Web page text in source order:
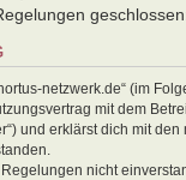
netzwerk.de“ (im
mit dem
und erklärst dich mit
nicht